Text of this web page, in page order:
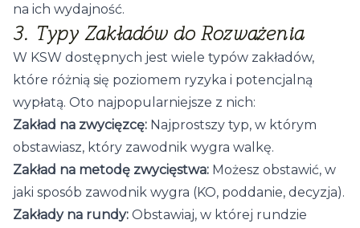
na ich wydajność.
3. Typy Zakładów do Rozważenia
W KSW dostępnych jest wiele typów zakładów,
które różnią się poziomem ryzyka i potencjalną
wypłatą. Oto najpopularniejsze z nich:
Zakład na zwycięzcę: Najprostszy typ, w którym
obstawiasz, który zawodnik wygra walkę.
Zakład na metodę zwycięstwa: Możesz obstawić, w
jaki sposób zawodnik wygra (KO, poddanie, decyzja).
Zakłady na rundy: Obstawiaj, w której rundzie